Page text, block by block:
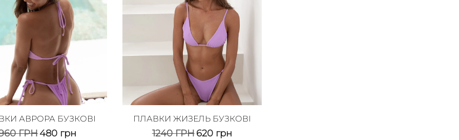
АВРОРА БУЗКОВІ
ГРН480 грн
ПЛАВКИ ЖИЗЕЛЬ БУЗКОВІ
1240ГРН620 грн